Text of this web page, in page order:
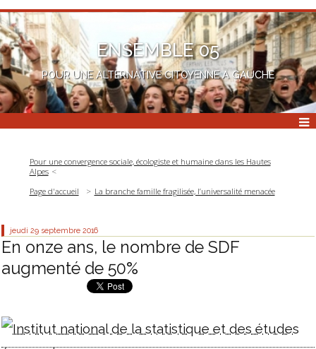
ENSEMBLE 05
POUR UNE ALTERNATIVE CITOYENNE A GAUCHE
Pour une convergence sociale, écologiste et humaine dans les Hautes
Alpes
Page d'accueil
La branche famille fragilisée, l’universalité menacée
jeudi 29 septembre 2016
En onze ans, le nombre de SDF
augmenté de 50%